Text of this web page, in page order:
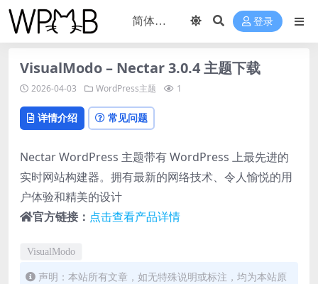
登录
VisualModo – Nectar 3.0.4 主题下载
2026-04-03 WordPress主题 1
详情介绍 常见问题
Nectar WordPress 主题带有 WordPress 上最先进的
实时网站构建器。拥有最新的网络技术、令人愉悦的用
户体验和精美的设计
官方链接： 点击查看产品详情
VisualModo
声明：本站所有文章，如无特殊说明或标注，均为本站原